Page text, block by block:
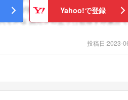
フォローし
こちらの企業もフォロ
Yahoo!で登録
投稿日:2023-